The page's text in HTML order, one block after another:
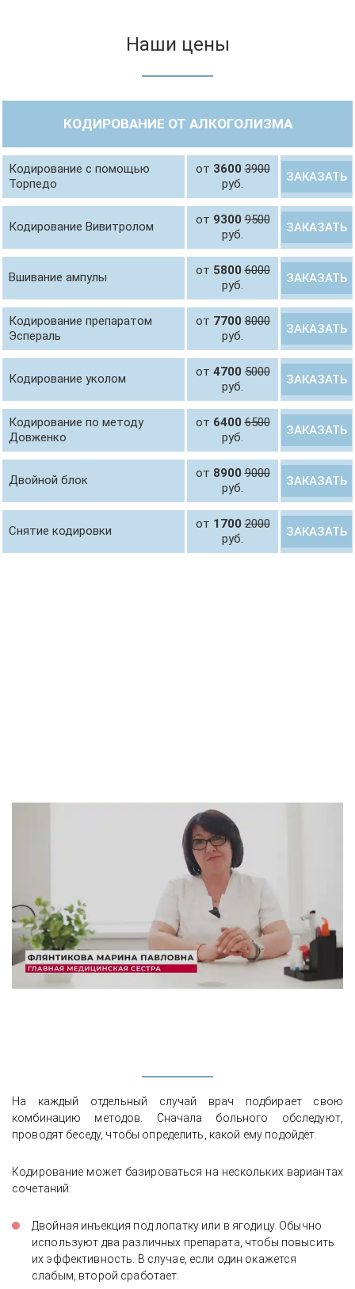
Наши цены
КОДИРОВАНИЕ ОТ АЛКОГОЛИЗМА
Кодирование с помощью
Торпедо
от 36003900
руб.
ЗАКАЗАТЬ
Кодирование Вивитролом от 93009500
руб.
ЗАКАЗАТЬ
Вшивание ампулы от 58006000
руб.
ЗАКАЗАТЬ
Кодирование препаратом
Эспераль
от 77008000
руб.
ЗАКАЗАТЬ
Кодирование уколом от 47005000
руб.
ЗАКАЗАТЬ
Кодирование по методу
Довженко
от 64006500
руб.
ЗАКАЗАТЬ
Двойной блок от 89009000
руб.
ЗАКАЗАТЬ
Снятие кодировки от 17002000
руб.
ЗАКАЗАТЬ
На каждый отдельный случай врач подбирает свою
комбинацию методов. Сначала больного обследуют,
проводят беседу, чтобы определить, какой ему подойдёт.
Кодирование может базироваться на нескольких вариантах
сочетаний:
Двойная инъекция под лопатку или в ягодицу. Обычно
используют два различных препарата, чтобы повысить
их эффективность. В случае, если один окажется
слабым, второй сработает.